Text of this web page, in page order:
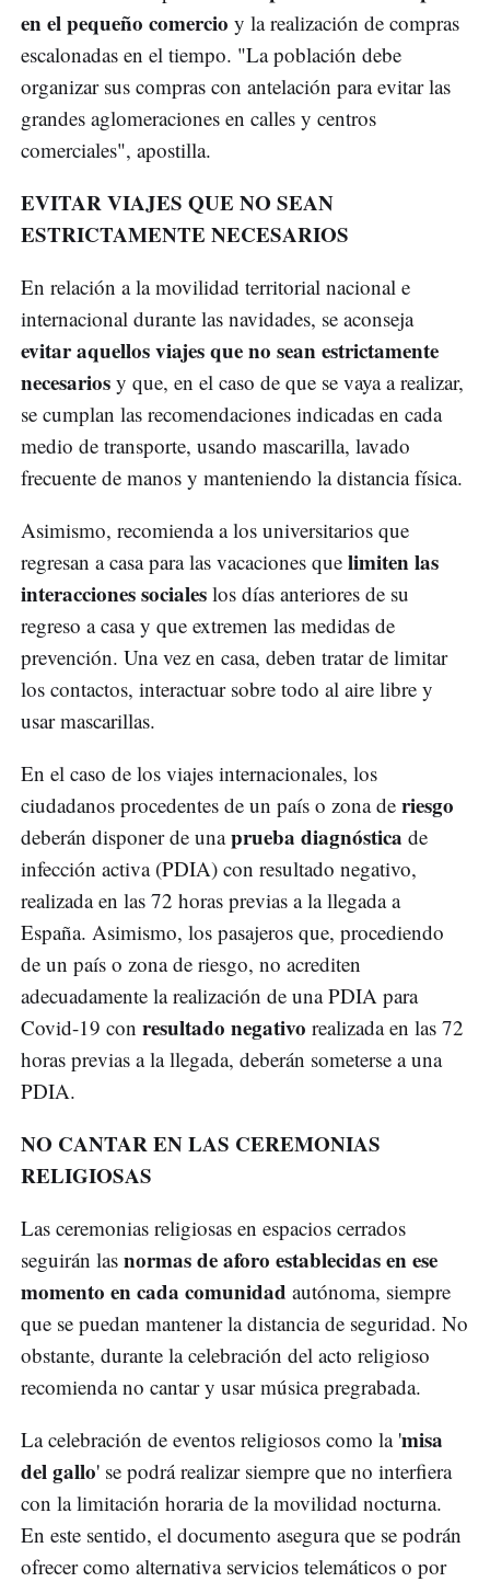
en el pequeño comercio y la realización de compras
escalonadas en el tiempo. "La población debe
organizar sus compras con antelación para evitar las
grandes aglomeraciones en calles y centros
comerciales", apostilla.
EVITAR VIAJES QUE NO SEAN
ESTRICTAMENTE NECESARIOS
En relación a la movilidad territorial nacional e
internacional durante las navidades, se aconseja
evitar aquellos viajes que no sean estrictamente
necesarios y que, en el caso de que se vaya a realizar,
se cumplan las recomendaciones indicadas en cada
medio de transporte, usando mascarilla, lavado
frecuente de manos y manteniendo la distancia física.
Asimismo, recomienda a los universitarios que
regresan a casa para las vacaciones que limiten las
interacciones sociales los días anteriores de su
regreso a casa y que extremen las medidas de
prevención. Una vez en casa, deben tratar de limitar
los contactos, interactuar sobre todo al aire libre y
usar mascarillas.
En el caso de los viajes internacionales, los
ciudadanos procedentes de un país o zona de riesgo
deberán disponer de unaprueba diagnóstica de
infección activa (PDIA) con resultado negativo,
realizada en las 72 horas previas a la llegada a
España. Asimismo, los pasajeros que, procediendo
de un país o zona de riesgo, no acrediten
adecuadamente la realización de una PDIA para
Covid-19 con resultado negativo realizada en las 72
horas previas a la llegada, deberán someterse a una
PDIA.
NO CANTAR EN LAS CEREMONIAS
RELIGIOSAS
Las ceremonias religiosas en espacios cerrados
seguirán las normas de aforo establecidas en ese
momento en cada comunidad autónoma, siempre
que se puedan mantener la distancia de seguridad. No
obstante, durante la celebración del acto religioso
recomienda no cantar y usar música pregrabada.
La celebración de eventos religiosos como la 'misa
del gallo' se podrá realizar siempre que no interfiera
con la limitación horaria de la movilidad nocturna.
En este sentido, el documento asegura que se podrán
ofrecer como alternativa servicios telemáticos o por